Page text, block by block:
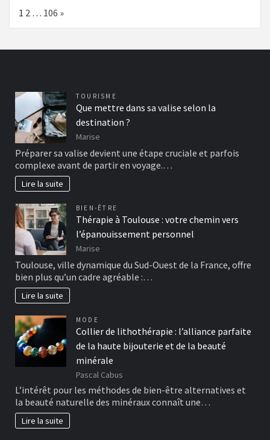
Page:
1 2 … 106 Next
»
TOURISME
Que mettre dans sa valise selon la
destination ?
Marise
Préparer sa valise devient une étape cruciale et parfois
complexe avant de partir en voyage.…
Lire la suite
BIEN-ÊTRE
Thérapie à Toulouse : votre chemin vers
l’épanouissement personnel
Marise
Toulouse, ville dynamique du Sud-Ouest de la France, offre
bien plus qu’un cadre agréable :…
Lire la suite
MODE
Collier de lithothérapie : l’alliance parfaite
de la haute bijouterie et de la beauté
minérale
Pascal Cabus
L’intérêt pour les méthodes de bien-être alternatives et
la beauté naturelle des minéraux connaît une…
Lire la suite